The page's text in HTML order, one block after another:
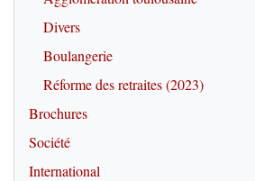
Divers
Boulangerie
Réforme des retraites (2023)
Brochures
Société
International